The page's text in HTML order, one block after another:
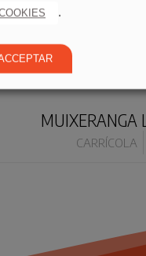
MUIXERANGA
CARRÍCOLA
.